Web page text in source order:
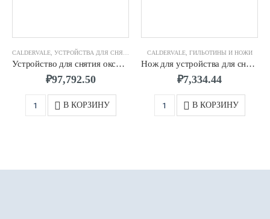
CALDERVALE, УСТРОЙСТВА ДЛЯ СНЯТИЯ ОКСИДНОГО СЛОЯ И ГРАТА
Устройство для снятия оксидного слоя д 0110-0500 мм CALDERVALE
₽97,792.50
В КОРЗИНУ
CALDERVALE, ГИЛЬОТИНЫ И НОЖИ
Нож для устройства для снятия наружного грата для ПЭ труб д.0315-0630 CALDERVALE
₽7,334.44
В КОРЗИНУ